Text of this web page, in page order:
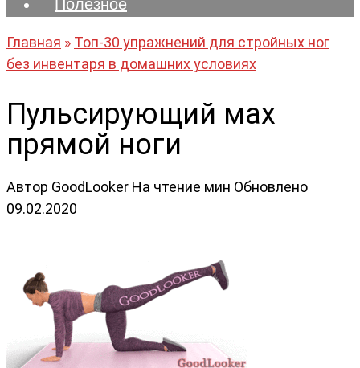
Главная » Топ-30 упражнений для стройных ног
без инвентаря в домашних условиях
Пульсирующий мах
прямой ноги
Автор GoodLooker На чтение мин Обновлено
09.02.2020